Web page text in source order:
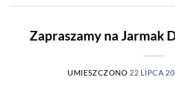
Zapraszamy na Jarmak
UMIESZCZONO 22 LIPCA